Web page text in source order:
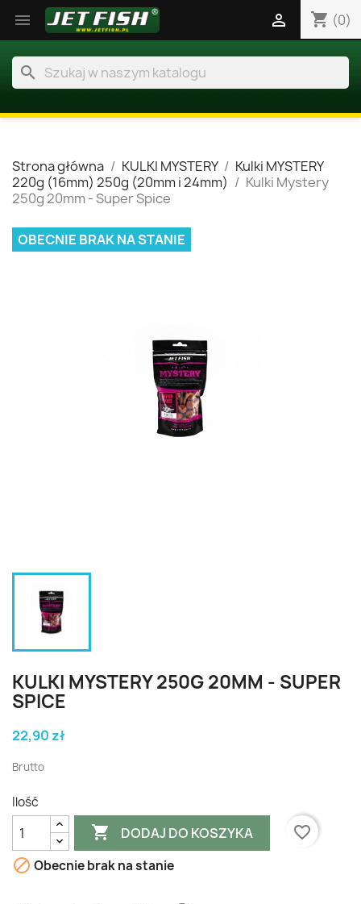
 shopping_cart (0)

search
Strona główna KULKI MYSTERY
Kulki MYSTERY
220g (16mm) 250g (20mm i 24mm)
Kulki Mystery
250g 20mm - Super Spice
OBECNIE BRAK NA STANIE
KULKI MYSTERY 250G 20MM - SUPER
SPICE
22,90 zł
Brutto
Ilość
 DODAJ DO KOSZYKA
favorite_border
 Obecnie brak na stanie